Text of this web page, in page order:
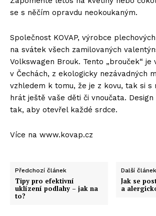
se s něčím opravdu neokoukaným.
Společnost KOVAP, výrobce
na svátek všech zamilovaných
Volkswagen Brouk. Tento „brouček“ je
v Čechách, z ekologicky nezávadných
vzhledem k tomu, že je z kovu, tak si s
hrát ještě vaše děti či vnoučata.
tak, aby otevřel každé srdce.
Více na www.kovap.cz
Předchozí článek
Tipy pro efektivní
uklízení podlahy – jak na
to?
Další článek
Jak se
a